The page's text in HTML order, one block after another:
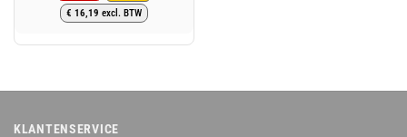
Oorspronkelijke
prijs
€ 24,49.
Huidige
prijs
€ 19,59.
€ 16,19 excl. BTW
KLANTENSERVICE